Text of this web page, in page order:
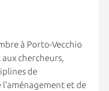
à Porto-Vecchio
chercheurs,
de
et de